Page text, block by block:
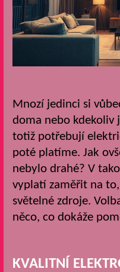
Mnozí jedinci si
doma nebo kdekoliv
totiž potřebují
poté platíme. Jak
nebylo drahé? V
vyplatí zaměřit na
světelné zdroje.
něco, co dokáže
KVALITNÍ